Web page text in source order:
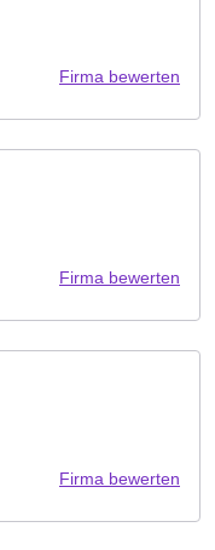
Firma bewerten
Firma bewerten
Firma bewerten